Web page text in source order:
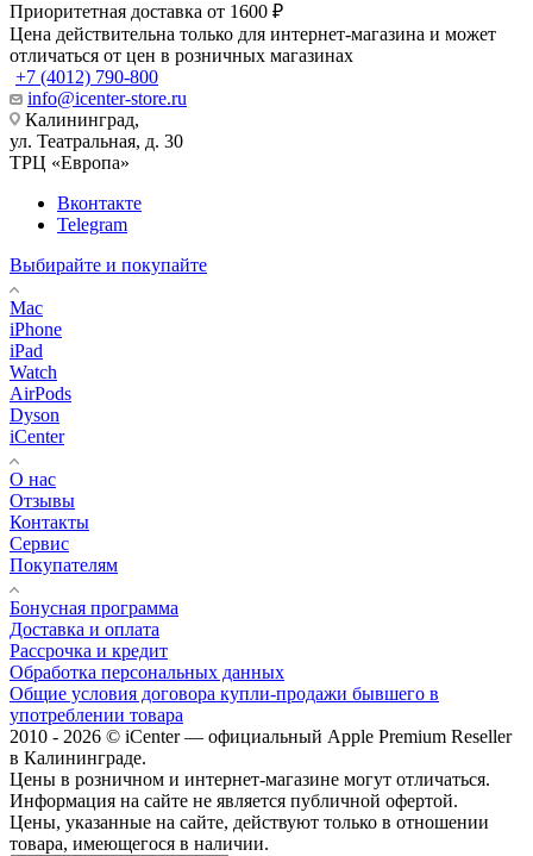
Приоритетная доставка от 1600 ₽
Цена действительна только для интернет-магазина и может
отличаться от цен в розничных магазинах
+7 (4012) 790-800
info@icenter-store.ru
Калининград,
ул. Театральная, д. 30
ТРЦ «Европа»
Вконтакте
Telegram
Выбирайте и покупайте
Mac
iPhone
iPad
Watch
AirPods
Dyson
iCenter
О нас
Отзывы
Контакты
Сервис
Покупателям
Бонусная программа
Доставка и оплата
Рассрочка и кредит
Обработка персональных данных
Общие условия договора купли-продажи бывшего в
употреблении товара
2010 - 2026 © iCenter — официальный Apple Premium Reseller
в Калининграде.
Цены в розничном и интернет-магазине могут отличаться.
Информация на сайте не является публичной офертой.
Цены, указанные на сайте, действуют только в отношении
товара, имеющегося в наличии.